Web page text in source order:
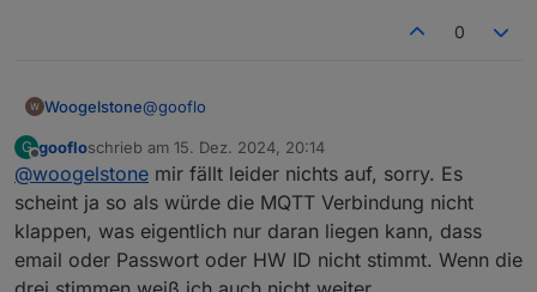
// Parameter an hier nur fÃ¼r
            regulation:
true
            RegulationOffPower:
            hasBat:
            battPozOn:
99, battPozOff: 94
            battOnSwitchPrio:
true
            prioOffOnDemand:
30
0
Woogelstone@gooflo
habe ich auch gemacht .
Sind eingetragen.
Hier mal die Config:
G goofloschrieb am 15. Dez. 2024, 20:14
zuletzt editiert von
@woogelstone mir fällt leider nichts auf, sorry. Es
scheint ja so als würde die MQTT Verbindung nicht
klappen, was eigentlich nur daran liegen kann, dass
email oder Passwort oder HW ID nicht stimmt. Wenn die